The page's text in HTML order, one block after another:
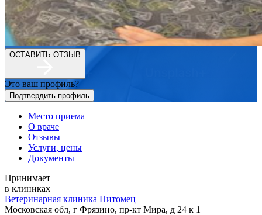
ОСТАВИТЬ ОТЗЫВ
Это ваш профиль?
Подтвердить профиль
Место приема
О враче
Отзывы
Услуги, цены
Документы
Принимает
в клиниках
Ветеринарная клиника Питомец
Московская обл, г Фрязино, пр-кт Мира, д 24 к 1